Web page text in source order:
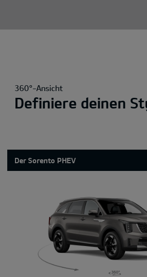
360°-Ansicht
Definiere deinen
Der Sorento PHEV